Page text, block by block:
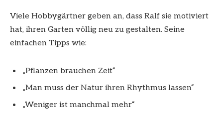
Viele Hobbygärtner geben an, dass Ralf sie motiviert
hat, ihren Garten völlig neu zu gestalten. Seine
einfachen Tipps wie:
„Pflanzen brauchen Zeit“
„Man muss der Natur ihren Rhythmus lassen“
„Weniger ist manchmal mehr“